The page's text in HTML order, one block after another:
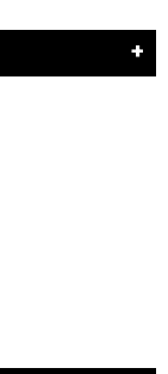
+